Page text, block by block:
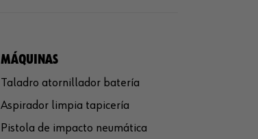
MÁQUINAS
Taladro atornillador batería
Aspirador limpia tapicería
Pistola de impacto neumática